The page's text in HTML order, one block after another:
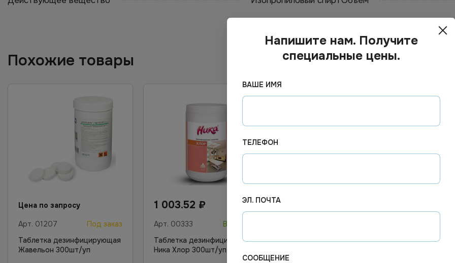
Похожие товары
Цена по запросу
Арт. 01207
Под заказ
Таблетка дезинфицирующая
Жавельон 300шт/уп
1 003.52 ₽
Арт. 00333
В наличии
Таблетка дезинфицирующая
Ника Хлор 300шт/уп
Оптимакс Универсальное
Цена
Напишите нам. Получите
специальные цены.
ВАШЕ ИМЯ
ТЕЛЕФОН
ЭЛ. ПОЧТА
СООБЩЕНИЕ